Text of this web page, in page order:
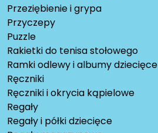
Przeziębienie i grypa
Przyczepy
Puzzle
Rakietki do tenisa stołowego
Ramki odlewy i albumy dziecięce
Ręczniki
Ręczniki i okrycia kąpielowe
Regały
Regały i półki dziecięce